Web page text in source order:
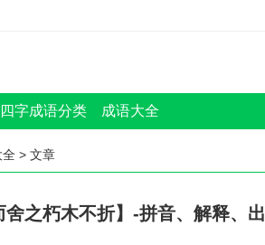
字成语分类 成语大全
全 > 文章
舍之朽木不折】-拼音、解释、